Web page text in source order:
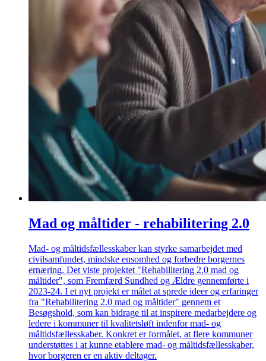
Mad og måltider - rehabilitering 2.0
Mad- og måltidsfællesskaber kan styrke samarbejdet med
civilsamfundet, mindske ensomhed og forbedre borgernes
ernæring. Det viste projektet "Rehabilitering 2.0 mad og
måltider", som Fremfærd Sundhed og Ældre gennemførte i
2023-24. I et nyt projekt er målet at sprede ideer og erfaringer
fra "Rehabilitering 2.0 mad og måltider" gennem et
Besøgshold, som kan bidrage til at inspirere medarbejdere og
ledere i kommuner til kvalitetsløft indenfor mad- og
måltidsfællesskaber. Konkret er formålet, at flere kommuner
understøttes i at kunne etablere mad- og måltidsfællesskaber,
hvor borgeren er en aktiv deltager.